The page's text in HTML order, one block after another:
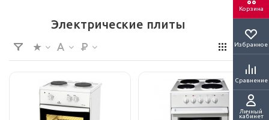
Корзина
Избранное
Сравнение
Личный
кабинет
Электрические плиты